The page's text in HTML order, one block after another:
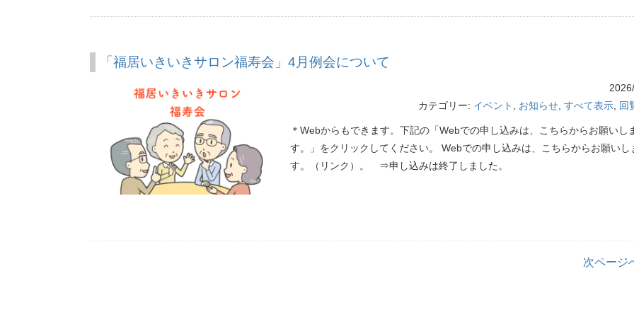
「福居いきいきサロン福寿会」4月例会について
カテゴリー: イベント お知らせ, すべて表示, 回
＊Webからもできます。下記の「Webでの申し込みは、こちらからお願いし
す。」をクリックしてください。 Webでの申し込みは、こちらからお願いし
す。（リンク）。 ⇒申し込みは終了しました。
次ページ